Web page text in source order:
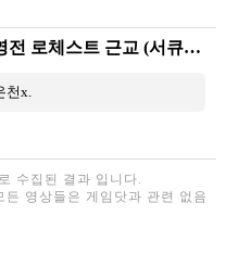
[Vindictus] 마영전 로체스트 근교 (서큐버스 셀렌) 검벨라 솔플 클리어
천x.
수집된 결과 입니다.
영상들은 게임닷과 관련 없음